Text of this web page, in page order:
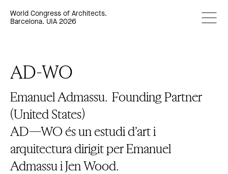
World Congress of Architects.
Barcelona. UIA 2026
AD-WO
Emanuel Admassu. Founding Partner
(United States)
AD—WO és un estudi d’art i
arquitectura dirigit per Emanuel
Admassu i Jen Wood.